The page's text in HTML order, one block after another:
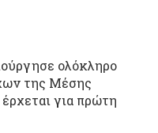
ολόκληρο
της Μέσης
για πρώτη